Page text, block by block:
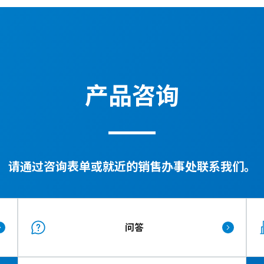
产品咨询
请通过咨询表单或就近的销售办事处联系我们。
问答